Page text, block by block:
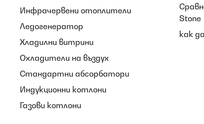
Инфрачервени отоплители
Ледогенератор
Хладилни витрини
Охладители на въздух
Стандартни абсорбатори
Индукционни котлони
Газови котлони
Stone
как